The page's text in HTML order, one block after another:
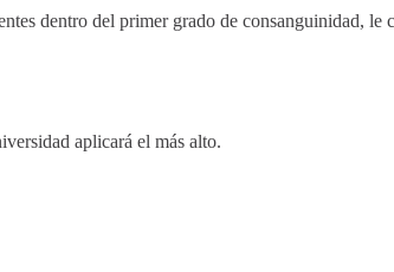
dentro del primer grado de consanguinidad, le
aplicará el más alto.